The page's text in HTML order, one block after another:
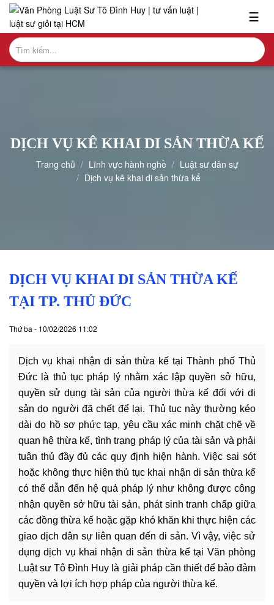
x
Giới
thiệu
+
Nhân
+
hóa
hoạt
động
vực
hành
nghề
Luật
doanh
nghiệp
Dịch
luật
riêng
cho
doanh
nghiệp
Dịch
☰
DỊCH VỤ KÊ KHAI DI SẢN THỪA KẾ
Trang chủ Lĩnh vực hành nghề
Luật sư dân sự
Dịch vụ kê khai di sản thừa kế
DỊCH VỤ KHAI DI SẢN THỪA KẾ
TẠI TP. THỦ ĐỨC
Thứ ba - 10/02/2026 11:02
Dịch vụ khai nhận di sản thừa kế tại Thành phố Thủ
Đức là thủ tục pháp lý nhằm xác lập quyền sở hữu,
quyền sử dụng tài sản của người thừa kế đối với di
sản do người đã chết để lại. Thủ tục này thường kéo
dài do hồ sơ phức tạp, yêu cầu xác minh chặt chẽ về
quan hệ thừa kế, tình trạng pháp lý của tài sản và phải
tuân thủ đầy đủ các quy định hiện hành. Việc sai sót
hoặc không thực hiện thủ tục khai nhận di sản thừa kế
có thể dẫn đến hệ quả pháp lý như không được công
nhận quyền sở hữu tài sản, phát sinh tranh chấp giữa
các đồng thừa kế hoặc gặp khó khăn khi thực hiện các
giao dịch dân sự liên quan đến di sản. Vì vậy, việc sử
dụng dịch vụ khai nhận di sản thừa kế tại Văn phòng
Luật sư Tô Đình Huy là giải pháp cần thiết để bảo đảm
quyền và lợi ích hợp pháp của người thừa kế.